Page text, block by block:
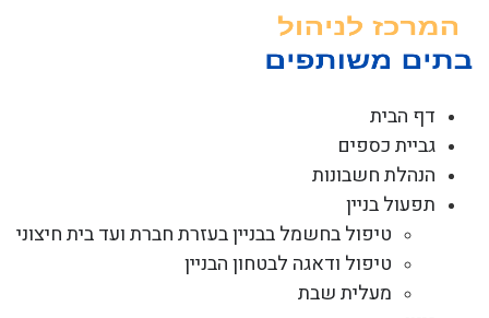
דף הבית
גביית כספים
הנהלת חשבונות
תפעול בניין
טיפול בחשמל בבניין בעזרת חברת ועד בית חיצוני
טיפול ודאגה לבטחון הבניין
מעלית שבת